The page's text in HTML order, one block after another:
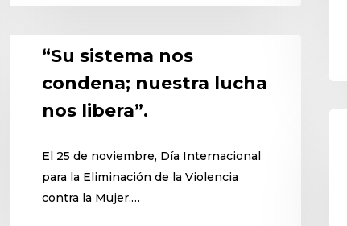
“Su sistema nos
condena; nuestra lucha
nos libera”.
El 25 de noviembre, Día Internacional
para la Eliminación de la Violencia
contra la Mujer,…